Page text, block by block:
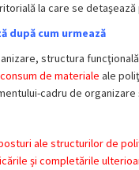
la care se
după cum urmează
structura
de materiale ale
cadru de
ale structurilor de
și completările